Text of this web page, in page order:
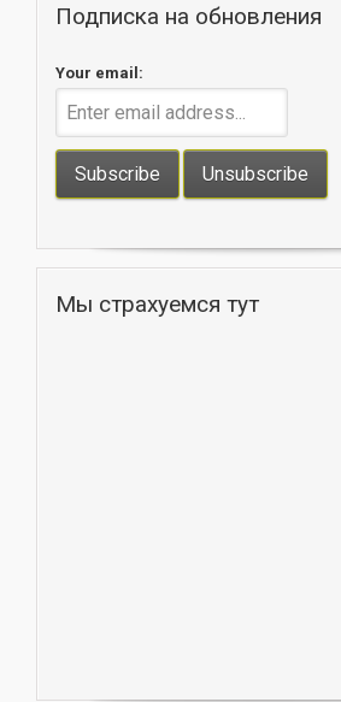
Подписка на обновления
Your email:
Мы страхуемся тут